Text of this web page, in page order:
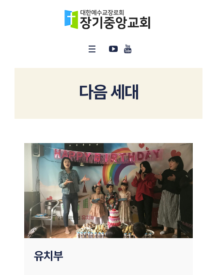
다음 세대
유치부